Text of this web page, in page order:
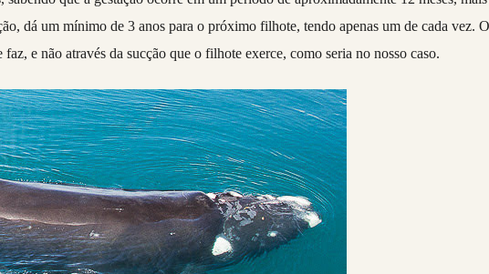
dá um mínimo de 3 anos para o próximo filhote, tendo apenas um de cada vez.
e não através da sucção que o filhote exerce, como seria no nosso caso.